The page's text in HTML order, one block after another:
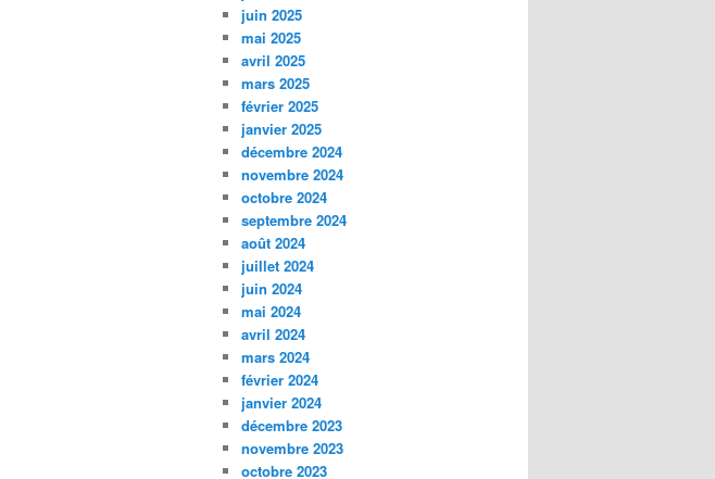
juin 2025
mai 2025
avril 2025
mars 2025
février 2025
janvier 2025
décembre 2024
novembre 2024
octobre 2024
septembre 2024
août 2024
juillet 2024
juin 2024
mai 2024
avril 2024
mars 2024
février 2024
janvier 2024
décembre 2023
novembre 2023
octobre 2023